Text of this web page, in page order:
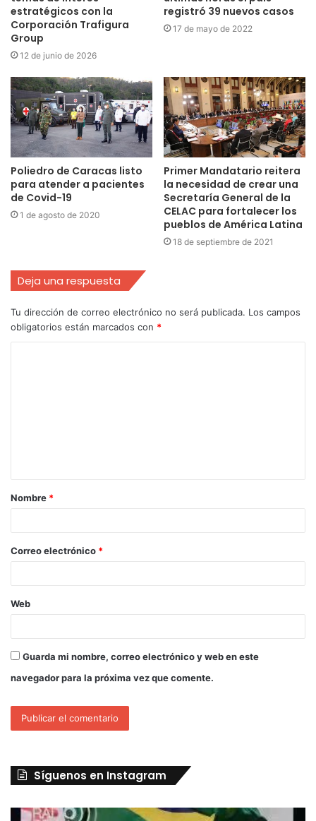
estratégicos con la
Corporación Trafigura
Group
12 de junio de 2026
registró 39 nuevos casos
17 de mayo de 2022
Poliedro de Caracas listo
para atender a pacientes
de Covid-19
1 de agosto de 2020
Primer Mandatario reitera
la necesidad de crear una
Secretaría General de la
CELAC para fortalecer los
pueblos de América Latina
18 de septiembre de 2021
Deja una respuesta
Tu dirección de correo electrónico no será publicada. Los campos
obligatorios están marcados con *
Nombre *
Correo electrónico *
Web
Guarda mi nombre, correo electrónico y web en este
navegador para la próxima vez que comente.
Síguenos en Instagram